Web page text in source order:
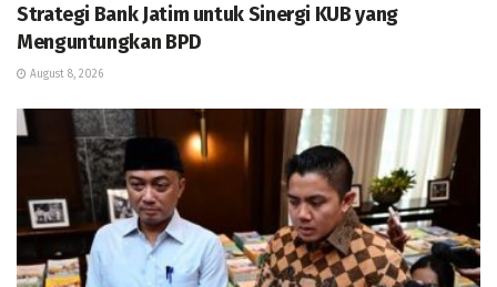
Strategi Bank Jatim untuk Sinergi KUB yang
Menguntungkan BPD
August 8, 2026